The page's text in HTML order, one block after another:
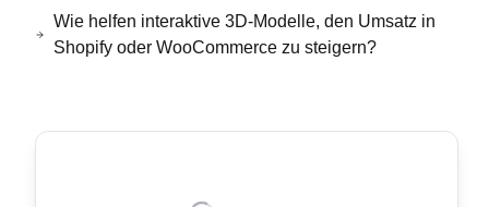
Wie helfen interaktive 3D-Modelle, den Umsatz in
Shopify oder WooCommerce zu steigern?